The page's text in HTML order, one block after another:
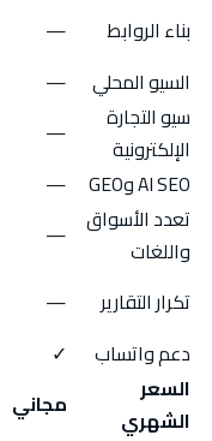
بناء الروابط
—
السيو المحلي
—
سيو التجارة
الإلكترونية
—
AI SEO وGEO
—
تعدد الأسواق
واللغات
—
تكرار التقارير
—
دعم واتساب
✓
السعر
الشهري
مجاني